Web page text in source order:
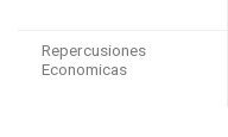
Repercusiones
Economicas